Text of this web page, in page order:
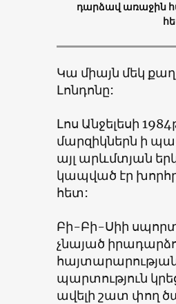
դարձավ առաջին
Կա միայն մեկ
Լոնդոնը:
Լոս Անջելեսի
մարզիկներն ի
այլ արևմտյան
կապված էր
հետ:
Բի-Բի-Սիի
չնայած
պարտություն
ավելի շատ փող